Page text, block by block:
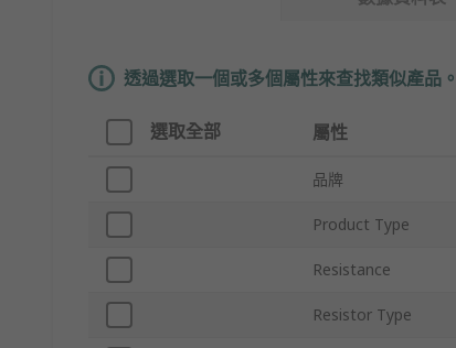
透過選取一個或多個屬性來查找類似產品。
選取全部 屬性
品牌
Product Type
Resistance
Resistor Type